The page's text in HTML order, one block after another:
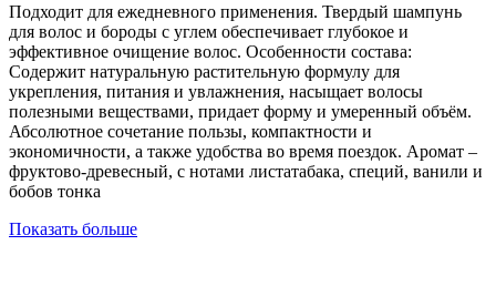
Подходит для ежедневного применения. Твердый шампунь
для волос и бороды с углем обеспечивает глубокое и
эффективное очищение волос. Особенности состава:
Содержит натуральную растительную формулу для
укрепления, питания и увлажнения, насыщает волосы
полезными веществами, придает форму и умеренный объём.
Абсолютное сочетание пользы, компактности и
экономичности, а также удобства во время поездок. Аромат –
фруктово-древесный, с нотами листатабака, специй, ванили и
бобов тонка
Показать больше